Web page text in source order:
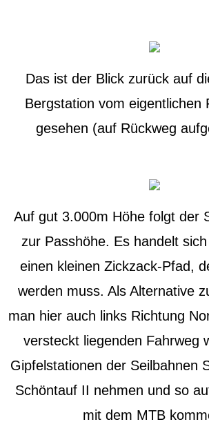
Das ist der Blick zurück auf
Bergstation vom eigentlichen
gesehen (auf Rückweg
Auf gut 3.000m Höhe folgt der
zur Passhöhe. Es handelt
einen kleinen Zickzack-Pfad,
werden muss. Als Alternative
man hier auch links Richtung
versteckt liegenden Fahrweg
Gipfelstationen der Seilbahnen
Schöntauf II nehmen und so
mit dem MTB